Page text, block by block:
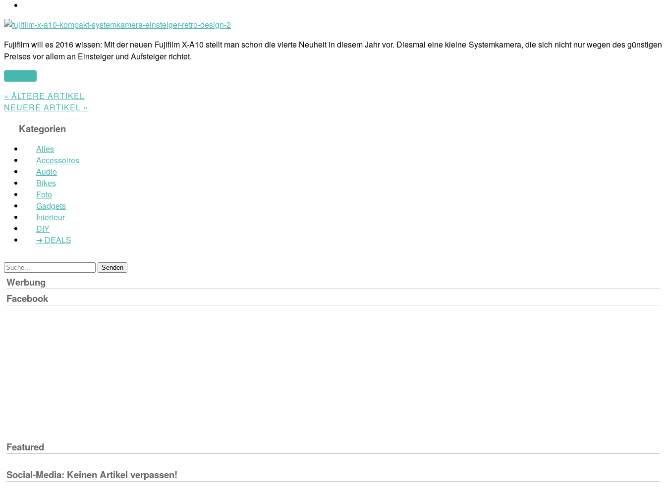
Fujifilm will es 2016 wissen: Mit der neuen Fujifilm X-A10 stellt man schon die vierte Neuheit in diesem Jahr vor. Diesmal eine kleine Systemkamera, die sich nicht nur wegen des günstigen
Preises vor allem an Einsteiger und Aufsteiger richtet.
« ÄLTERE ARTIKEL
NEUERE ARTIKEL »
Kategorien
Alles
Accessoires
Audio
Bikes
Foto
Gadgets
Interieur
DIY
➔ DEALS
Werbung
Facebook
Featured
Social-Media: Keinen Artikel verpassen!